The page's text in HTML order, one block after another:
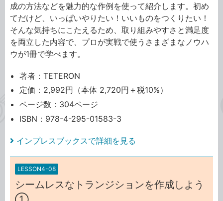
成の方法などを魅力的な作例を使って紹介します。初め
てだけど、いっぱいやりたい！いいものをつくりたい！
そんな気持ちにこたえるため、取り組みやすさと満足度
を両立した内容で、プロが実戦で使うさまざまなノウハ
ウが1冊で学べます。
著者：TETERON
定価：2,992円（本体 2,720円＋税10%）
ページ数：304ページ
ISBN：978-4-295-01583-3
インプレスブックスで詳細を見る
LESSON4-08
シームレスなトランジションを作成しよう